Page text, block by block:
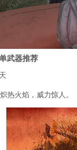
武器推荐
热火焰，威力惊人。